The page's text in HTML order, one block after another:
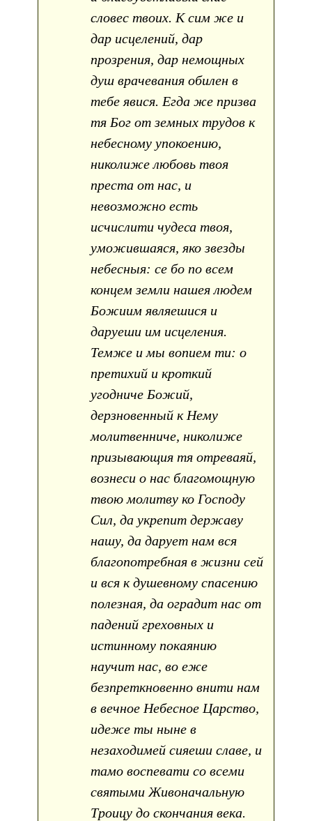
словес твоих. К сим же и
дар исцелений, дар
прозрения, дар немощных
душ врачевания обилен в
тебе явися. Егда же призва
тя Бог от земных трудов к
небесному упокоению,
николиже любовь твоя
преста от нас, и
невозможно есть
исчислити чудеса твоя,
уможившаяся, яко звезды
небесныя: се бо по всем
концем земли нашея людем
Божиим являешися и
даруеши им исцеления.
Темже и мы вопием ти: о
претихий и кроткий
угодниче Божий,
дерзновенный к Нему
молитвенниче, николиже
призывающия тя отреваяй,
вознеси о нас благомощную
твою молитву ко Господу
Сил, да укрепит державу
нашу, да дарует нам вся
благопотребная в жизни сей
и вся к душевному спасению
полезная, да оградит нас от
падений греховных и
истинному покаянию
научит нас, во еже
безпреткновенно внити нам
в вечное Небесное Царство,
идеже ты ныне в
незаходимей сияеши славе, и
тамо воспевати со всеми
святыми Живоначальную
Троицу до скончания века.